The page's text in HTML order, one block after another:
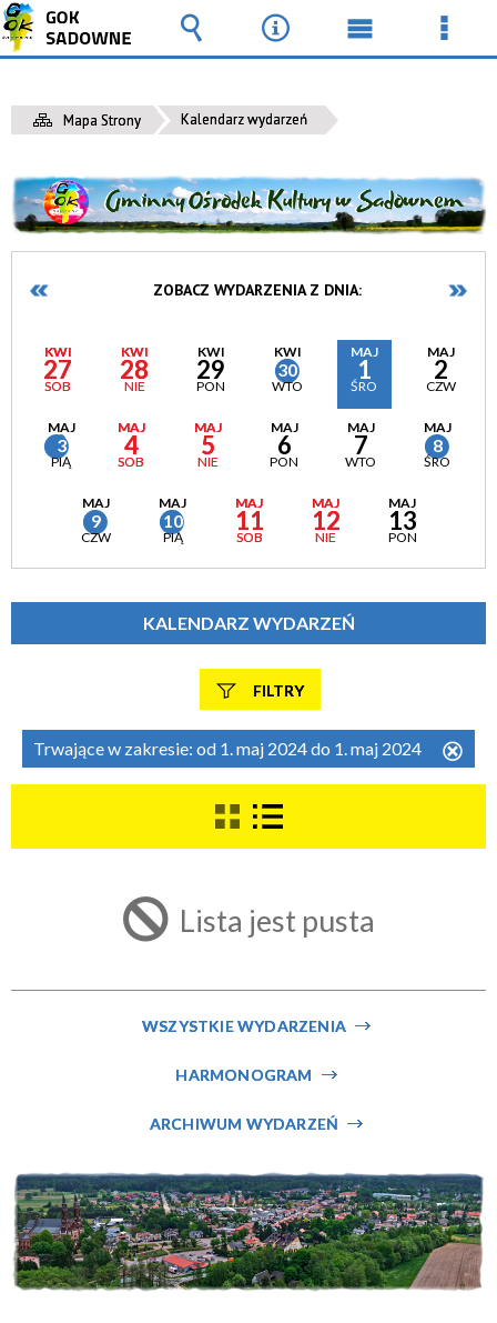
Mapa Strony Kalendarz wydarzeń
ZOBACZ WYDARZENIA Z DNIA:
KWI
27
SOB
KWI
28
NIE
KWI
29
PON
KWI
30
WTO
MAJ
1
ŚRO
MAJ
2
CZW
MAJ
3
PIĄ
MAJ
4
SOB
MAJ
5
NIE
MAJ
6
PON
MAJ
7
WTO
MAJ
8
ŚRO
MAJ
9
CZW
MAJ
10
PIĄ
MAJ
11
SOB
MAJ
12
NIE
MAJ
13
PON
KALENDARZ WYDARZEŃ
FILTRY
Szukana fraza
Trwające w zakresie
Trwające w zakresie: od 1. maj 2024 do 1. maj 2024
ten
Lista jest pusta
WSZYSTKIE WYDARZENIA
HARMONOGRAM
ARCHIWUM WYDARZEŃ
Wyszukiwarka
Narzędzia
Menu